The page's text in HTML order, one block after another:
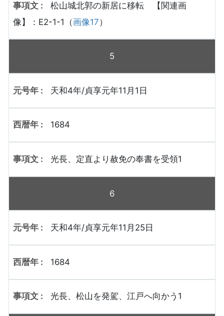
松山城北郭の新居に移転 【関連画
像】：E2-1-1（画像17）
5
天和4年/貞享元年11月1日
1684
光長、定直より赦免の奉書を受領1
6
天和4年/貞享元年11月25日
1684
光長、松山を発駕、江戸へ向かう1